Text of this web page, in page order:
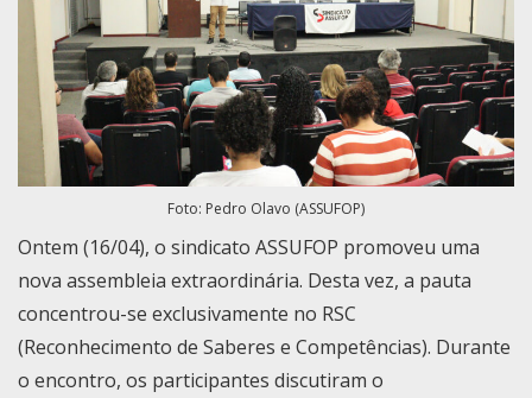
Foto: Pedro Olavo (ASSUFOP)
Ontem (16/04), o sindicato ASSUFOP promoveu uma
nova assembleia extraordinária. Desta vez, a pauta
concentrou-se exclusivamente no RSC
(Reconhecimento de Saberes e Competências). Durante
o encontro, os participantes discutiram o